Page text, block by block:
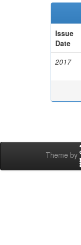
Issue
Date
2017
Theme by